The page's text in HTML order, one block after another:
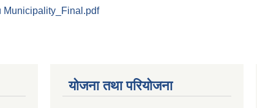
Municipality_Final.pdf
योजना तथा परियोजना